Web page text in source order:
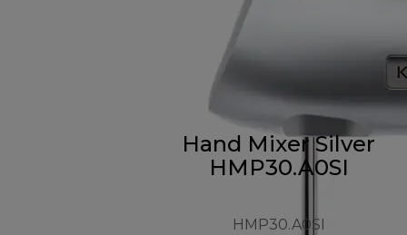
Hand Mixer Silver
HMP30.A0SI
HMP30.A0SI